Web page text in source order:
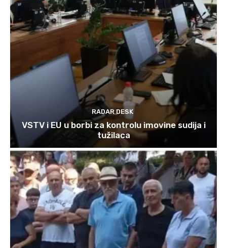
RADAR DESK
VSTV i EU u borbi za kontrolu imovine sudija i
tužilaca